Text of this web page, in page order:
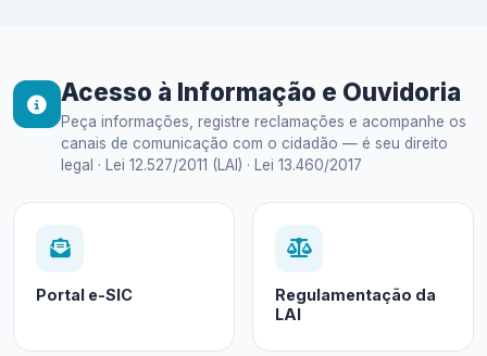
Acesso à Informação e Ouvidoria
Peça informações, registre reclamações e acompanhe os
canais de comunicação com o cidadão — é seu direito
legal · Lei 12.527/2011 (LAI) · Lei 13.460/2017
Portal e-SIC
Regulamentação da
LAI